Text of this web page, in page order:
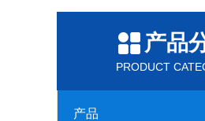
产品
PRODUCT
产品